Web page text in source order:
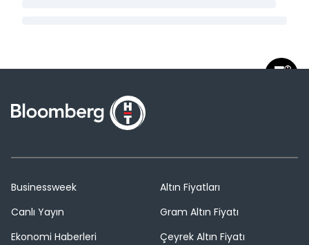
Businessweek
Canlı Yayın
Ekonomi Haberleri
Altın Fiyatları
Gram Altın Fiyatı
Çeyrek Altın Fiyatı